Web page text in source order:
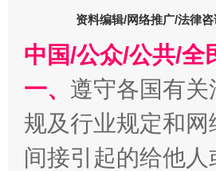
千年窑火 生生不息
资料编辑/网络推广/法律咨
中国/公众/公共/全
一、 遵守各国有
规及行业规定和
间接引起的给他